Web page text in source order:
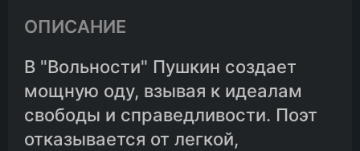
ОПИСАНИЕ
В "Вольности" Пушкин создает
мощную оду, взывая к идеалам
свободы и справедливости. Поэт
отказывается от легкой,